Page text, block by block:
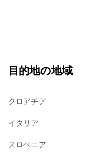
目的地の地域
クロアチア
イタリア
スロベニア